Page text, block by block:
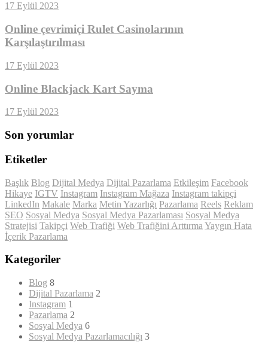
17 Eylül 2023
Online çevrimiçi Rulet Casinolarının
Karşılaştırılması
17 Eylül 2023
Online Blackjack Kart Sayma
17 Eylül 2023
Son yorumlar
Etiketler
Başlık Blog Dijital Medya Dijital Pazarlama Etkileşim Facebook
Hikaye IGTV Instagram Instagram Mağaza Instagram takipçi
LinkedIn Makale Marka Metin Yazarlığı Pazarlama Reels Reklam
SEO Sosyal Medya Sosyal Medya Pazarlaması Sosyal Medya
Stratejisi Takipçi Web Trafiği Web Trafiğini Arttırma Yaygın Hata
İçerik Pazarlama
Kategoriler
Blog 8
Dijital Pazarlama 2
Instagram 1
Pazarlama 2
Sosyal Medya 6
Sosyal Medya Pazarlamacılığı 3